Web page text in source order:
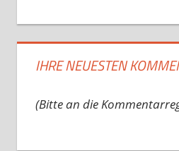
IHRE NEUESTEN
(Bitte an die